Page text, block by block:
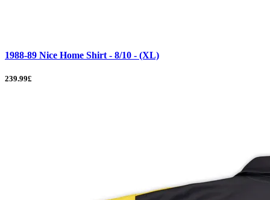
1988-89 Nice Home Shirt - 8/10 - (XL)
239.99£